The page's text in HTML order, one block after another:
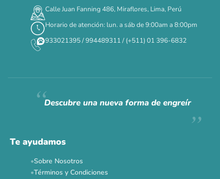
DÍAS HORAS MIN SEG
✕
Siempre fuimosraros.
Calle Juan Fanning 486, Miraflores, Lima, Perú
Horario de atención: lun. a sáb de 9:00am a 8:00pm
933021395 / 994489311 / (+511) 01 396-6832
Descubre una nueva forma de engreír
Te ayudamos
Sobre Nosotros
Términos y Condiciones